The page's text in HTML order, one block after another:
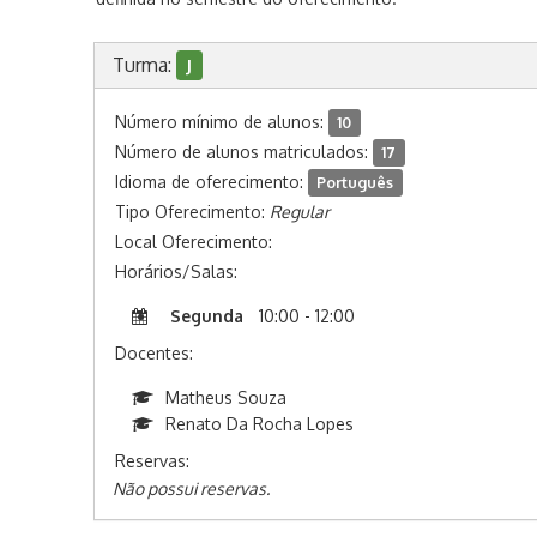
Turma: J
Número mínimo de alunos: 10
Número de alunos matriculados: 17
Idioma de oferecimento: Português
Tipo Oferecimento: Regular
Local Oferecimento:
Horários/Salas:
Segunda
10:00 - 12:00
Docentes:
Matheus Souza
Renato Da Rocha Lopes
Reservas:
Não possui reservas.